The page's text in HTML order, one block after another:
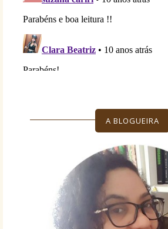
A BLOGUEIRA